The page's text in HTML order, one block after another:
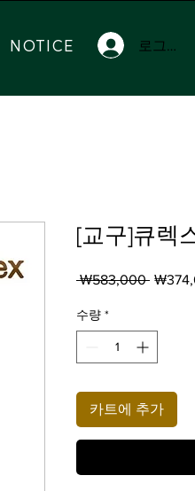
로그인
NOTICE
[교구]큐렉
₩583,000 일
수량 *
카트에 추가